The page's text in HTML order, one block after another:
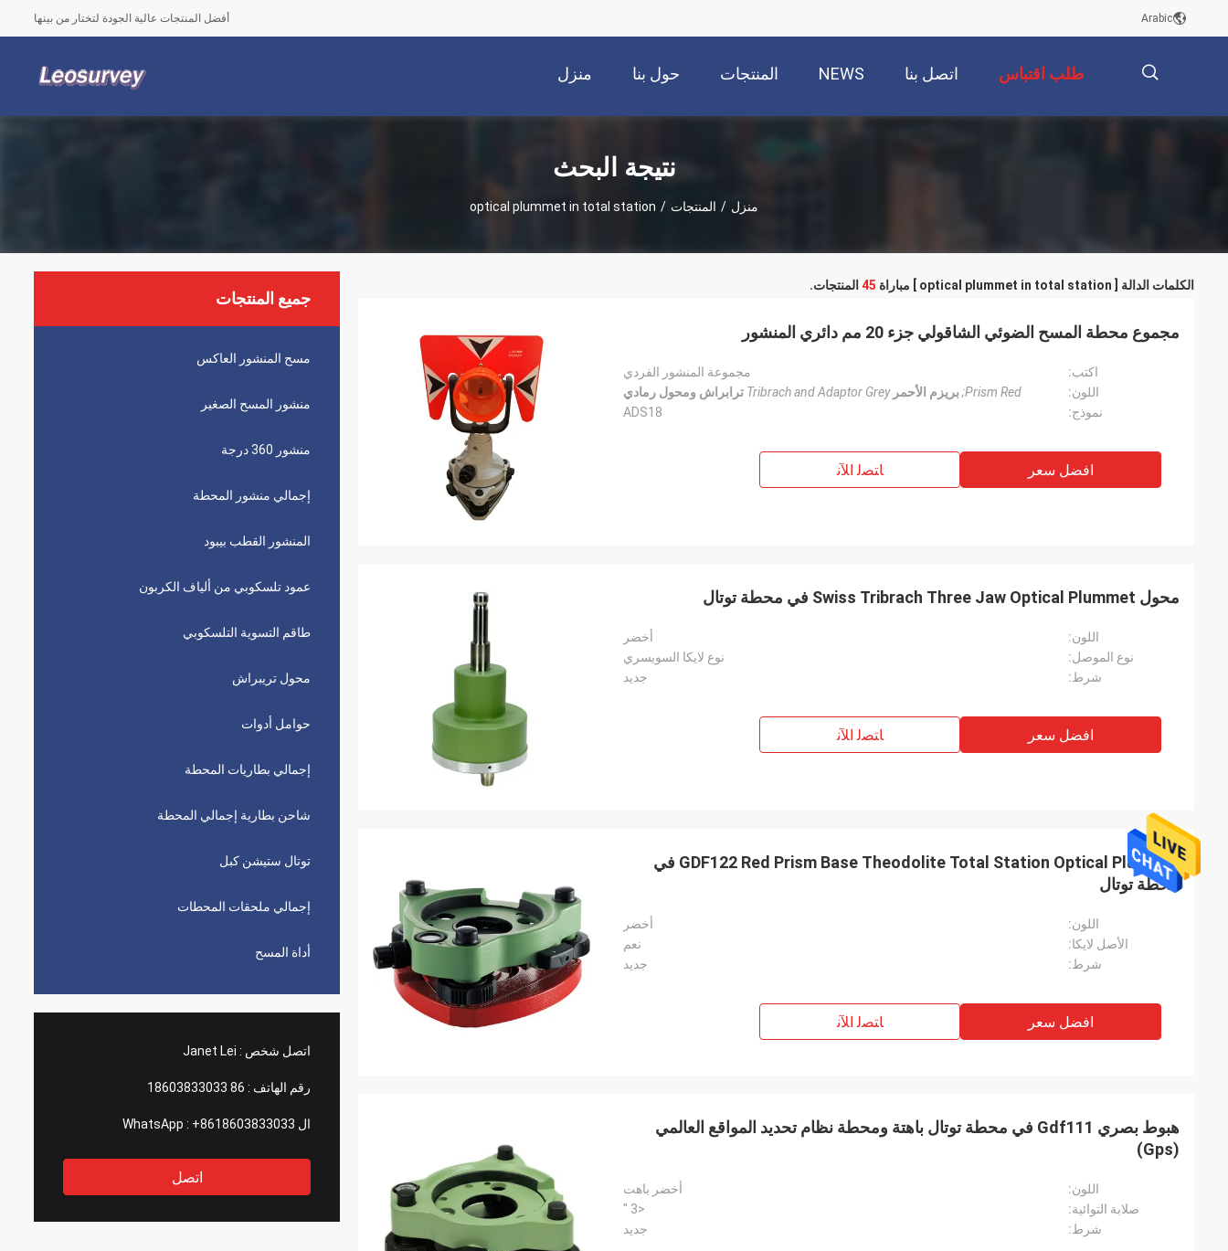
أفضل المنتجات عالية الجودة لتختار من بينها Arabic
منزل حول بنا المنتجات NEWS اتصل بنا طلب اقتباس
نتيجة البحث
منزل / المنتجات /
optical plummet in total station
جميع المنتجات
مسح المنشور العاكس
منشور المسح الصغير
منشور 360 درجة
إجمالي منشور المحطة
المنشور القطب بيبود
عمود تلسكوبي من ألياف الكربون
طاقم التسوية التلسكوبي
محول تريبراش
حوامل أدوات
إجمالي بطاريات المحطة
شاحن بطارية إجمالي المحطة
توتال ستيشن كبل
إجمالي ملحقات المحطات
أداة المسح
اتصل شخص : Janet Lei
رقم الهاتف : 86 18603833033
ال WhatsApp : +8618603833033
اتصل
الكلمات الدالة [ optical plummet in total station ] مباراة 45 المنتجات.
مجموع محطة المسح الضوئي الشاقولي جزء 20 مم دائري المنشور
اكتب:
مجموعة المنشور الفردي
اللون:
Prism Red; بريزم الأحمر Tribrach and Adaptor Grey ترابراش ومحول رمادي
نموذج:
ADS18
افضل سعر ﺎﺘﺼﻟ ﺍﻶﻧ
محول Swiss Tribrach Three Jaw Optical Plummet في محطة توتال
اللون:
أخضر
نوع الموصل:
نوع لايكا السويسري
شرط:
جديد
افضل سعر ﺎﺘﺼﻟ ﺍﻶﻧ
GDF122 Red Prism Base Theodolite Total Station Optical Plummet في
محطة توتال
اللون:
أخضر
الأصل لايكا:
نعم
شرط:
جديد
افضل سعر ﺎﺘﺼﻟ ﺍﻶﻧ
هبوط بصري Gdf111 في محطة توتال باهتة ومحطة نظام تحديد المواقع العالمي
(Gps)
اللون:
أخضر باهت
صلابة التوائية:
<3 "
شرط:
جديد